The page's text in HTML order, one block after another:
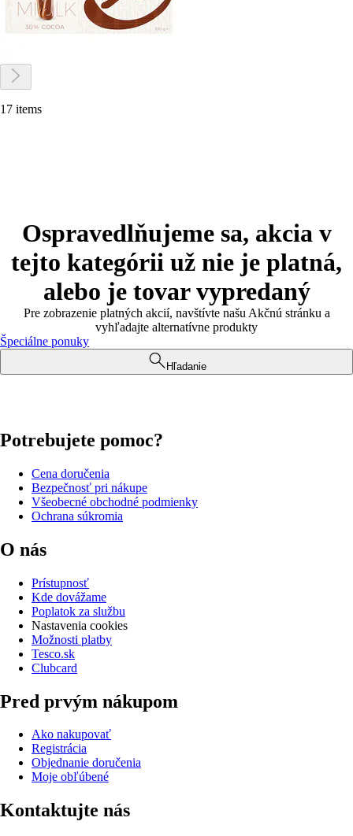
17 items
Ospravedlňujeme sa, akcia v
tejto kategórii už nie je platná,
alebo je tovar vypredaný
Pre zobrazenie platných akcií, navštívte našu Akčnú stránku a
vyhľadajte alternatívne produkty
Špeciálne ponuky
Hľadanie
Potrebujete pomoc?
Cena doručenia
Bezpečnosť pri nákupe
Všeobecné obchodné podmienky
Ochrana súkromia
O nás
Prístupnosť
Kde dovážame
Poplatok za službu
Nastavenia cookies
Možnosti platby
Tesco.sk
Clubcard
Pred prvým nákupom
Ako nakupovať
Registrácia
Objednanie doručenia
Moje obľúbené
Kontaktujte nás